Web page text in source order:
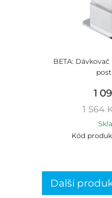
BETA:
1
1 564
Kód
Další